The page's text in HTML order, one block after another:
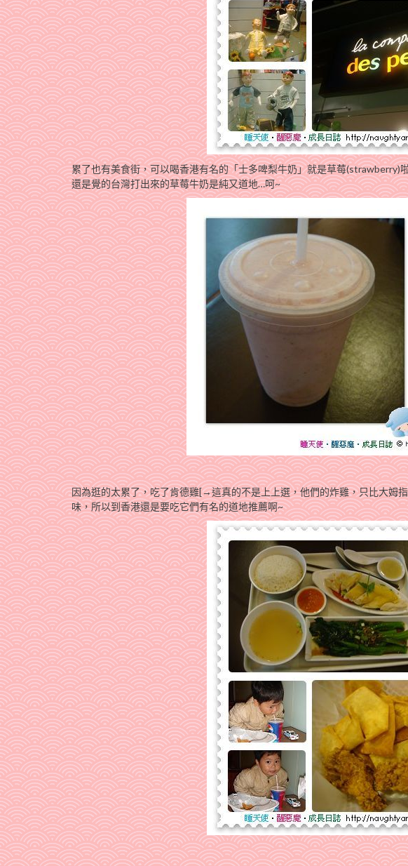
累了也有美食街，可以喝香港有名的「士多啤梨牛奶」就是草莓(strawberry)
還是覺的台灣打出來的草莓牛奶是純又道地…呵~
因為逛的太累了，吃了肯德雞[→這真的不是上上選，他們的炸雞，只比大姆
味，所以到香港還是要吃它們有名的道地推薦啊~